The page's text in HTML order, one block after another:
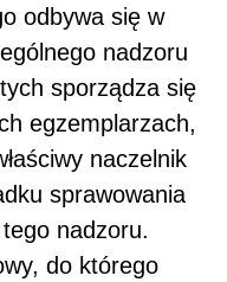
odbywa się w
nadzoru
sporządza się
egzemplarzach,
naczelnik
sprawowania
nadzoru.
do którego